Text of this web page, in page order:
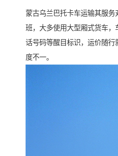
蒙古乌兰巴托卡车运输其服
班，大多使用大型厢式货车
话号码等醒目标识，运价随
度不一。